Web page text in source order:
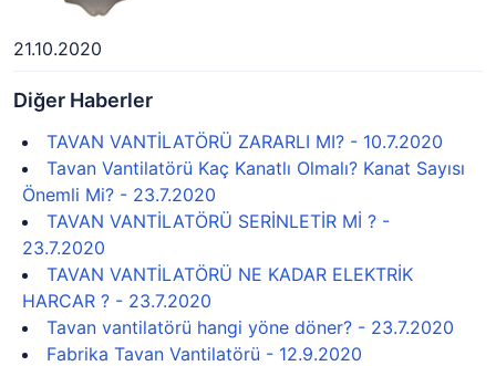
21.10.2020
Diğer Haberler
TAVAN VANTİLATÖRÜ ZARARLI MI? - 10.7.2020
Tavan Vantilatörü Kaç Kanatlı Olmalı? Kanat Sayısı
Önemli Mi? - 23.7.2020
TAVAN VANTİLATÖRÜ SERİNLETİR Mİ ? -
23.7.2020
TAVAN VANTİLATÖRÜ NE KADAR ELEKTRİK
HARCAR ? - 23.7.2020
Tavan vantilatörü hangi yöne döner? - 23.7.2020
Fabrika Tavan Vantilatörü - 12.9.2020